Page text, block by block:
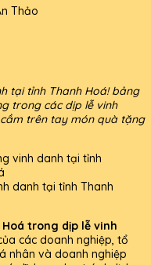
Thảo
tại tỉnh Thanh Hoá! bảng
trong các dịp lễ vinh
trên tay món quà tặng
danh tại tỉnh Thanh
trong dịp lễ vinh
các doanh nghiệp, tổ
nhân và doanh nghiệp